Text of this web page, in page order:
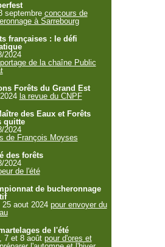
septembre concours de
à Sarrebourg
françaises : le défi
2024
de la chaîne Public
Forêts du Grand Est
la revue du CNPF
des Eaux et Forêts
quitte
2024
de François Moyses
des forêts
2024
de l'été
de bucheronnage
25 aout 2024 pour envoyer du
de l'été
7 et 8 août pour d'ores et